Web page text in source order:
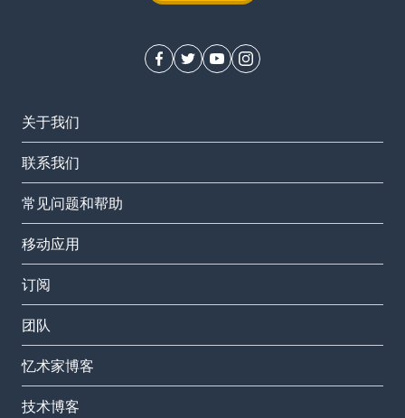
关于我们
联系我们
常见问题和帮助
移动应用
订阅
团队
忆术家博客
技术博客